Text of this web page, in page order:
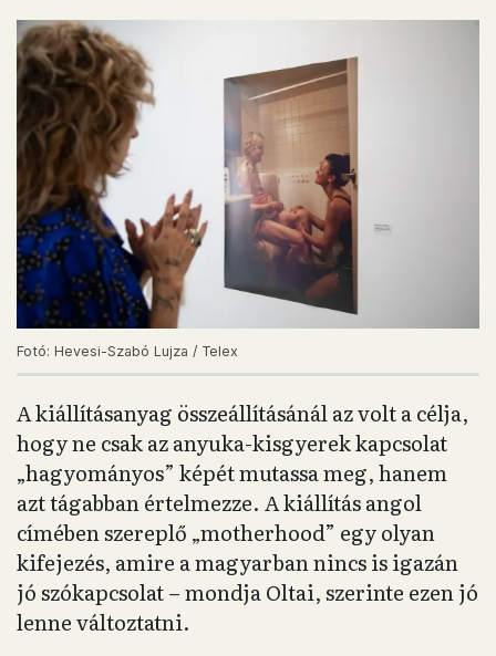
Fotó: Hevesi-Szabó Lujza / Telex
A kiállításanyag összeállításánál az volt a célja,
hogy ne csak az anyuka-kisgyerek kapcsolat
„hagyományos” képét mutassa meg, hanem
azt tágabban értelmezze. A kiállítás angol
címében szereplő „motherhood” egy olyan
kifejezés, amire a magyarban nincs is igazán
jó szókapcsolat – mondja Oltai, szerinte ezen jó
lenne változtatni.